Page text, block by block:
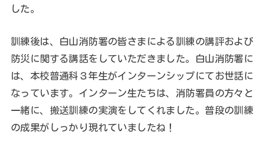
した。
訓練後は、白山消防署の皆さまによる訓練の講評および
防災に関する講話をしていただきました。白山消防署に
は、本校普通科３年生がインターンシップにてお世話に
なっています。インターン生たちは、消防署員の方々と
一緒に、搬送訓練の実演をしてくれました。普段の訓練
の成果がしっかり現れていましたね！